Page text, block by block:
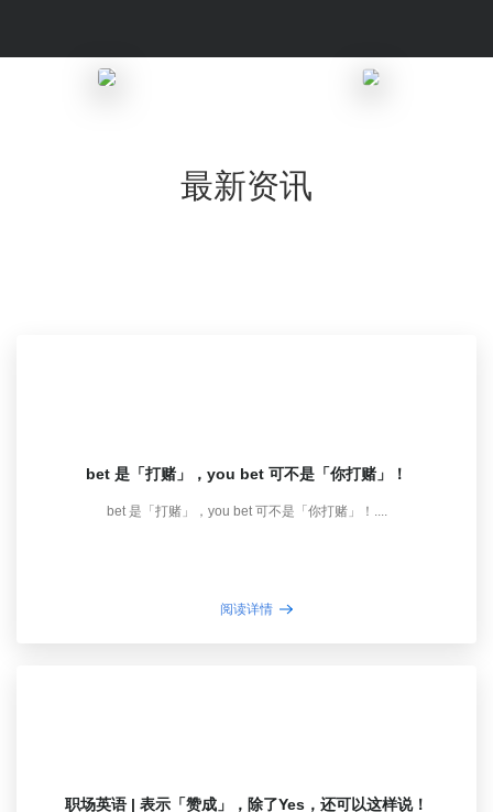
最新资讯
bet 是「打赌」，you bet 可不是「你打赌」！
bet 是「打赌」，you bet 可不是「你打赌」！....
阅读详情
职场英语 | 表示「赞成」，除了Yes，还可以这样说！